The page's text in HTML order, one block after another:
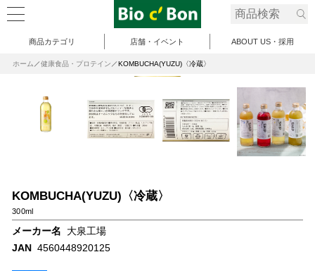
商品カテゴリ 店舗・イベント ABOUT US・採用
ホーム 健康食品・プロテイン KOMBUCHA(YUZU)〈冷蔵〉
KOMBUCHA(YUZU)〈冷蔵〉
300ml
メーカー名
大泉工場
JAN 4560448920125